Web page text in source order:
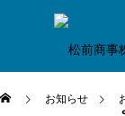
お知らせ